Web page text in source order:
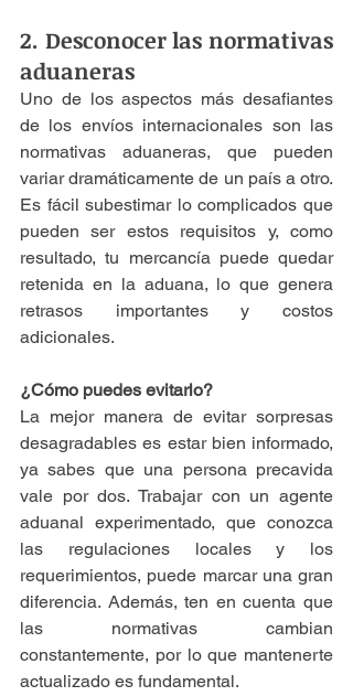
2. Desconocer las normativas
aduaneras
Uno de los aspectos más desafiantes
de los envíos internacionales son las
normativas aduaneras, que pueden
variar dramáticamente de un país a otro.
Es fácil subestimar lo complicados que
pueden ser estos requisitos y, como
resultado, tu mercancía puede quedar
retenida en la aduana, lo que genera
retrasos importantes y costos
adicionales.
¿Cómo puedes evitarlo?
La mejor manera de evitar sorpresas
desagradables es estar bien informado,
ya sabes que una persona precavida
vale por dos. Trabajar con un agente
aduanal experimentado, que conozca
las regulaciones locales y los
requerimientos, puede marcar una gran
diferencia. Además, ten en cuenta que
las normativas cambian
constantemente, por lo que mantenerte
actualizado es fundamental.